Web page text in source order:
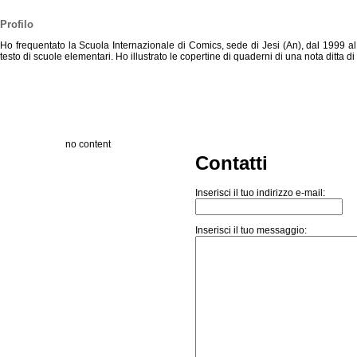
Profilo
Ho frequentato la Scuola Internazionale di Comics, sede di Jesi (An), dal
testo di scuole elementari. Ho illustrato le copertine di quaderni di una nota ditta
no content
Contatti
Inserisci il tuo indirizzo e-mail:
Inserisci il tuo messaggio: